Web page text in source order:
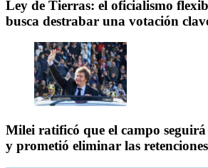
Ley de Tierras: el oficialismo
busca destrabar una votación
Milei ratificó que el campo
y prometió eliminar las retenciones